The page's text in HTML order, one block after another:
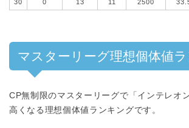
30 0 13 11 2500
マスターリーグ理想個体値
CP無制限のマスターリーグで「インテレオ
高くなる理想個体値ランキングです。